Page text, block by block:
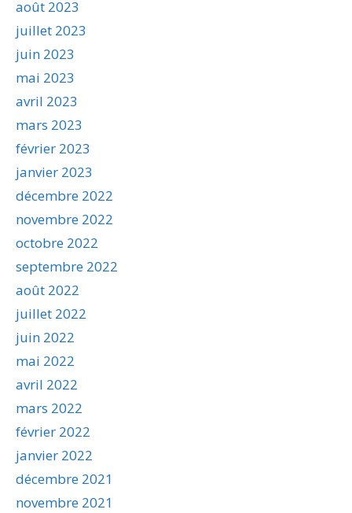
août 2023
juillet 2023
juin 2023
mai 2023
avril 2023
mars 2023
février 2023
janvier 2023
décembre 2022
novembre 2022
octobre 2022
septembre 2022
août 2022
juillet 2022
juin 2022
mai 2022
avril 2022
mars 2022
février 2022
janvier 2022
décembre 2021
novembre 2021